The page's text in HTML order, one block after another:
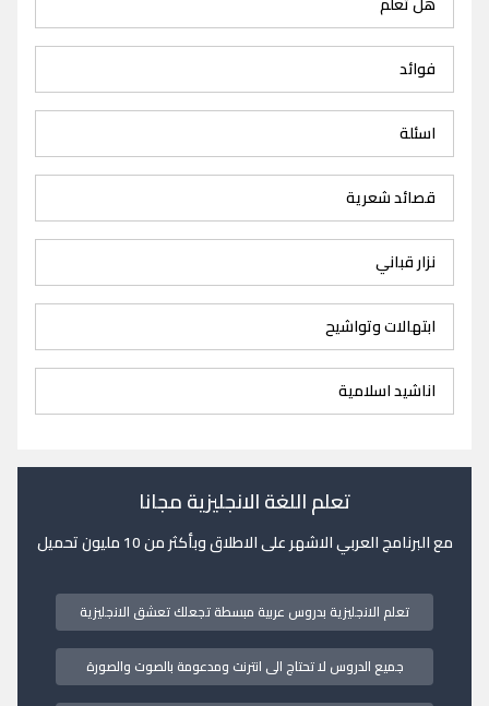
فوائد
اسئلة
قصائد شعرية
نزار قباني
ابتهالات وتواشيح
اناشيد اسلامية
تعلم اللغة الانجليزية مجانا
مع البرنامج العربي الاشهر على الاطلاق وبأكثر من 10 مليون تحميل
تعلم الانجليزية بدروس عربية مبسطة تجعلك تعشق الانجليزية
جميع الدروس لا تحتاج الى انترنت ومدعومة بالصوت والصورة